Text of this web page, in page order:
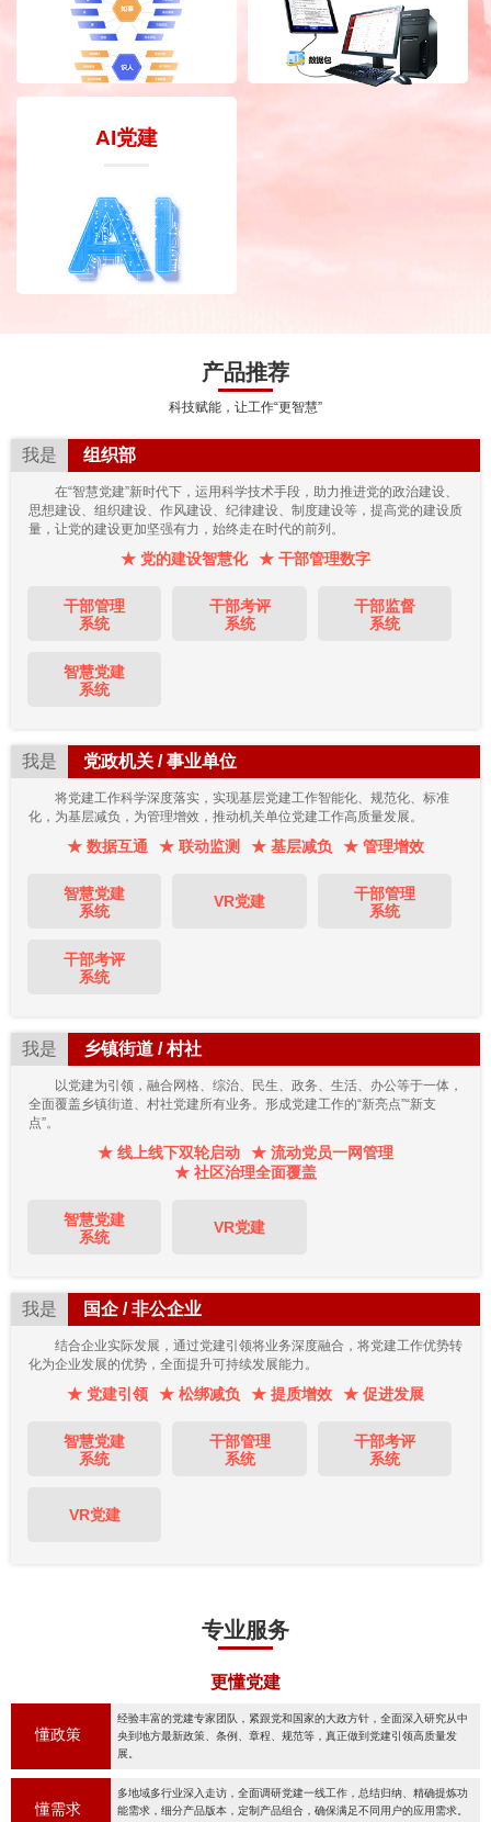
AI党建
产品推荐
科技赋能，让工作“更智慧”
我是 组织部
在“智慧党建”新时代下，运用科学技术手段，助力推进党的政治建设、
思想建设、组织建设、作风建设、纪律建设、制度建设等，提高党的建设质
量，让党的建设更加坚强有力，始终走在时代的前列。
★ 党的建设智慧化 ★ 干部管理数字
干部管理
系统
干部考评
系统
干部监督
系统
智慧党建
系统
我是 党政机关 / 事业单位
将党建工作科学深度落实，实现基层党建工作智能化、规范化、标准
化，为基层减负，为管理增效，推动机关单位党建工作高质量发展。
★ 数据互通 ★ 联动监测 ★ 基层减负 ★ 管理增效
智慧党建
系统
VR党建
干部管理
系统
干部考评
系统
我是 乡镇街道 / 村社
以党建为引领，融合网格、综治、民生、政务、生活、办公等于一体，
全面覆盖乡镇街道、村社党建所有业务。形成党建工作的“新亮点”“新支
点”。
★ 线上线下双轮启动
★ 流动党员一网管理
★ 社区治理全面覆盖
智慧党建
系统
VR党建
我是 国企 / 非公企业
结合企业实际发展，通过党建引领将业务深度融合，将党建工作优势转
化为企业发展的优势，全面提升可持续发展能力。
★ 党建引领 ★ 松绑减负 ★ 提质增效 ★ 促进发展
智慧党建
系统
干部管理
系统
干部考评
系统
VR党建
专业服务
更懂党建
懂政策
经验丰富的党建专家团队，紧跟党和国家的大政方针，全面深入研究从中
央到地方最新政策、条例、章程、规范等，真正做到党建引领高质量发
展。
懂需求
多地域多行业深入走访，全面调研党建一线工作，总结归纳、精确提炼功
能需求，细分产品版本，定制产品组合，确保满足不同用户的应用需求。